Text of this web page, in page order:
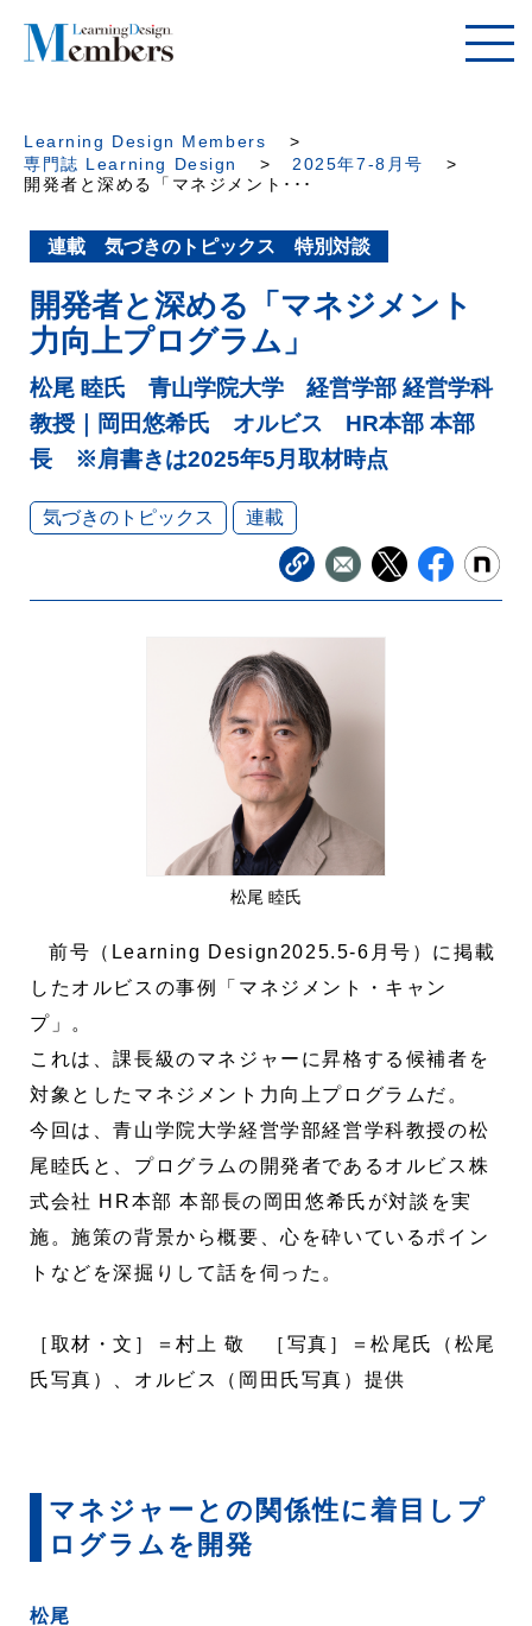
Learning Design Members
専門誌 Learning Design
2025年7-8月号
開発者と深める「マネジメント･･･
連載 気づきのトピックス 特別対談
開発者と深める「マネジメント
力向上プログラム」
松尾 睦氏 青山学院大学 経営学部 経営学科
教授｜岡田悠希氏 オルビス HR本部 本部
長 ※肩書きは2025年5月取材時点
気づきのトピックス 連載
松尾 睦氏
前号（Learning Design2025.5-6月号）に掲載
したオルビスの事例「マネジメント・キャン
プ」。
これは、課長級のマネジャーに昇格する候補者を
対象としたマネジメント力向上プログラムだ。
今回は、青山学院大学経営学部経営学科教授の松
尾睦氏と、プログラムの開発者であるオルビス株
式会社 HR本部 本部長の岡田悠希氏が対談を実
施。施策の背景から概要、心を砕いているポイン
トなどを深掘りして話を伺った。
［取材・文］＝村上 敬 ［写真］＝松尾氏（松尾
氏写真）、オルビス（岡田氏写真）提供
マネジャーとの関係性に着目しプ
ログラムを開発
松尾